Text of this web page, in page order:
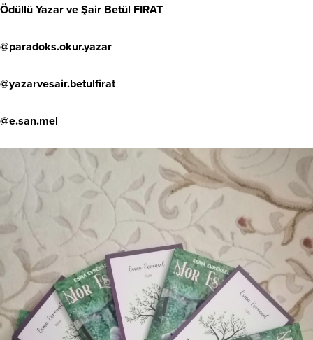
Ödüllü Yazar ve Şair Betül FIRAT
@paradoks.okur.yazar
@yazarvesair.betulfirat
@e.san.mel